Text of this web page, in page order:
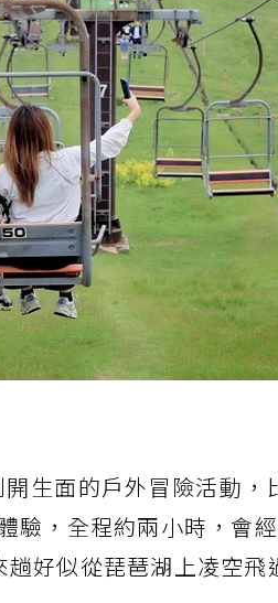
生面的戶外冒險活動，
驗，全程約兩小時，會
好似從琵琶湖上凌空飛